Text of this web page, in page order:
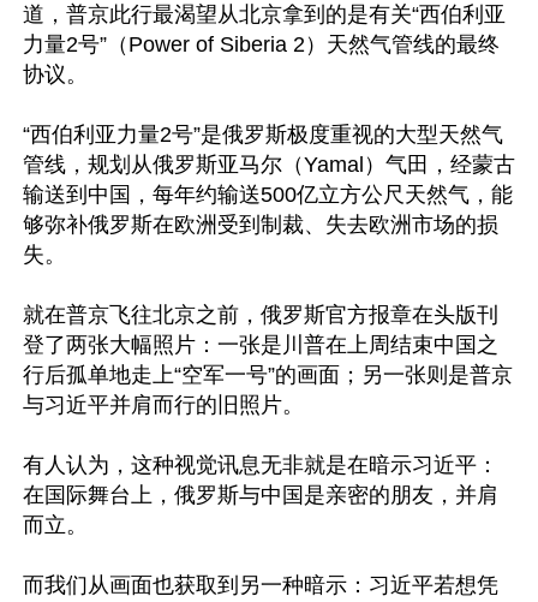
道，普京此行最渴望从北京拿到的是有关“西伯利亚
力量2号”（Power of Siberia 2）天然气管线的最终
协议。
“西伯利亚力量2号”是俄罗斯极度重视的大型天然气
管线，规划从俄罗斯亚马尔（Yamal）气田，经蒙古
输送到中国，每年约输送500亿立方公尺天然气，能
够弥补俄罗斯在欧洲受到制裁、失去欧洲市场的损
失。
就在普京飞往北京之前，俄罗斯官方报章在头版刊
登了两张大幅照片：一张是川普在上周结束中国之
行后孤单地走上“空军一号”的画面；另一张则是普京
与习近平并肩而行的旧照片。
有人认为，这种视觉讯息无非就是在暗示习近平：
在国际舞台上，俄罗斯与中国是亲密的朋友，并肩
而立。
而我们从画面也获取到另一种暗示：习近平若想凭